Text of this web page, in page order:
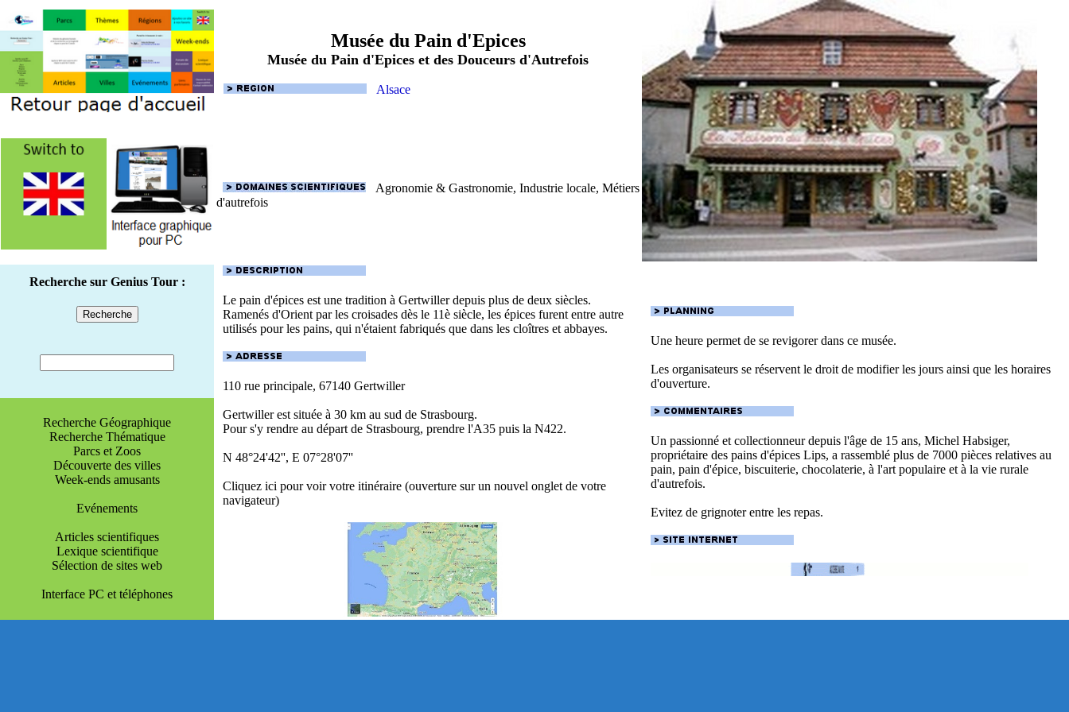
Musée du Pain d'Epices
Musée du Pain d'Epices et des Douceurs d'Autrefois
Alsace
Agronomie & Gastronomie, Industrie locale, Métiers
d'autrefois
Recherche sur Genius Tour :
Le pain d'épices est une tradition à Gertwiller depuis plus de deux siècles.
Ramenés d'Orient par les croisades dès le 11è siècle, les épices furent entre autre
utilisés pour les pains, qui n'étaient fabriqués que dans les cloîtres et abbayes.
110 rue principale, 67140 Gertwiller
Gertwiller est située à 30 km au sud de Strasbourg.
Pour s'y rendre au départ de Strasbourg, prendre l'A35 puis la N422.
N 48°24'42'', E 07°28'07''
Cliquez ici pour voir votre itinéraire (ouverture sur un nouvel onglet de votre
navigateur)
Une heure permet de se revigorer dans ce musée.
Les organisateurs se réservent le droit de modifier les jours ainsi que les horaires
d'ouverture.
Un passionné et collectionneur depuis l'âge de 15 ans, Michel Habsiger,
propriétaire des pains d'épices Lips, a rassemblé plus de 7000 pièces relatives au
pain, pain d'épice, biscuiterie, chocolaterie, à l'art populaire et à la vie rurale
d'autrefois.
Evitez de grignoter entre les repas.
Recherche Géographique
Recherche Thématique
Parcs et Zoos
Découverte des villes
Week-ends amusants
Evénements
Articles scientifiques
Lexique scientifique
Sélection de sites web
Interface PC et téléphones